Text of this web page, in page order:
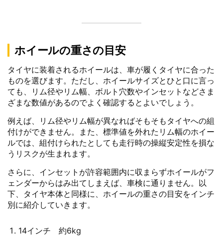
ホイールの重さの目安
タイヤに装着されるホイールは、車が履くタイヤに合った
ものを選びます。ただし、ホイールサイズとひと口に言っ
ても、リム径やリム幅、ボルト穴数やインセットなどさま
ざまな数値があるのでよく確認するとよいでしょう。
例えば、リム径やリム幅が異なればそもそもタイヤへの組
付けができません。また、標準値を外れたリム幅のホイー
ルでは、組付けられたとしても走行時の操縦安定性を損な
うリスクが生まれます。
さらに、インセットが許容範囲内に収まらずホイールがフ
ェンダーからはみ出てしまえば、車検に通りません。以
下、タイヤ本体と同様に、ホイールの重さの目安をインチ
別に紹介していきます。
14インチ 約6kg